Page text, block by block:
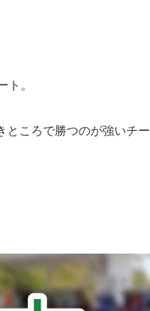
ト。
ところで勝つのが強いチー